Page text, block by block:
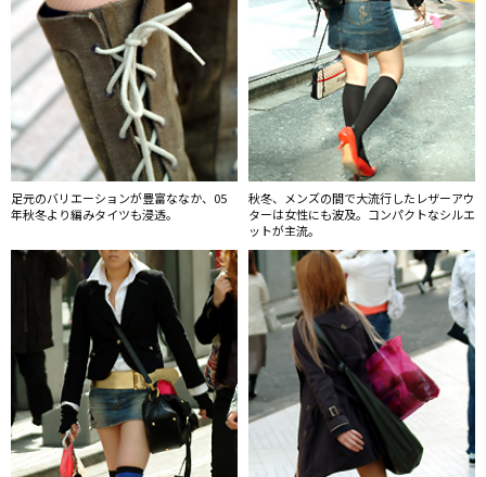
足元のバリエーションが豊富ななか、05
年秋冬より編みタイツも浸透。
秋冬、メンズの間で大流行したレザーアウ
ターは女性にも波及。コンパクトなシルエ
ットが主流。